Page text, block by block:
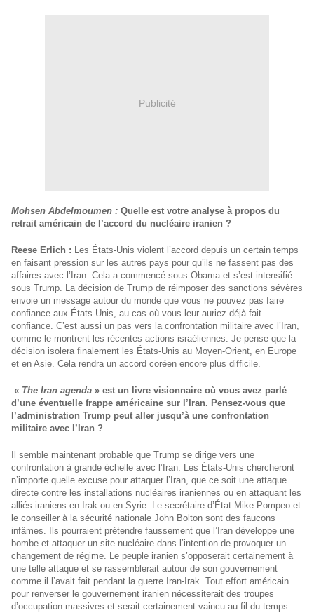
Publicité
Mohsen Abdelmoumen : Quelle est votre analyse à propos du
retrait américain de l’accord du nucléaire iranien ?
Reese Erlich : Les États-Unis violent l’accord depuis un certain temps
en faisant pression sur les autres pays pour qu’ils ne fassent pas des
affaires avec l’Iran. Cela a commencé sous Obama et s’est intensifié
sous Trump. La décision de Trump de réimposer des sanctions sévères
envoie un message autour du monde que vous ne pouvez pas faire
confiance aux États-Unis, au cas où vous leur auriez déjà fait
confiance. C’est aussi un pas vers la confrontation militaire avec l’Iran,
comme le montrent les récentes actions israéliennes. Je pense que la
décision isolera finalement les États-Unis au Moyen-Orient, en Europe
et en Asie. Cela rendra un accord coréen encore plus difficile.
« The Iran agenda » est un livre visionnaire où vous avez parlé
d’une éventuelle frappe américaine sur l’Iran. Pensez-vous que
l’administration Trump peut aller jusqu’à une confrontation
militaire avec l’Iran ?
Il semble maintenant probable que Trump se dirige vers une
confrontation à grande échelle avec l’Iran. Les États-Unis chercheront
n’importe quelle excuse pour attaquer l’Iran, que ce soit une attaque
directe contre les installations nucléaires iraniennes ou en attaquant les
alliés iraniens en Irak ou en Syrie. Le secrétaire d’État Mike Pompeo et
le conseiller à la sécurité nationale John Bolton sont des faucons
infâmes. Ils pourraient prétendre faussement que l’Iran développe une
bombe et attaquer un site nucléaire dans l’intention de provoquer un
changement de régime. Le peuple iranien s’opposerait certainement à
une telle attaque et se rassemblerait autour de son gouvernement
comme il l’avait fait pendant la guerre Iran-Irak. Tout effort américain
pour renverser le gouvernement iranien nécessiterait des troupes
d’occupation massives et serait certainement vaincu au fil du temps.